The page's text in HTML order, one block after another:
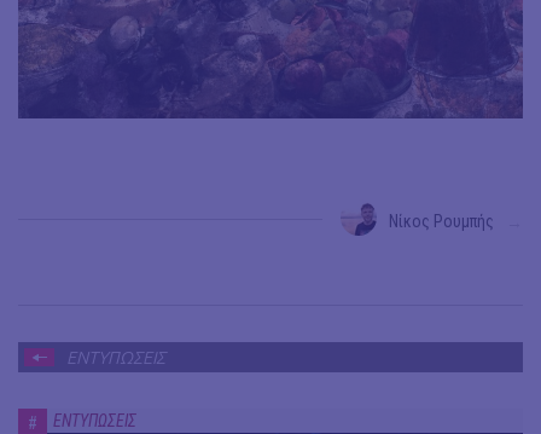
Νίκος Ρουμπής
ΕΝΤΥΠΩΣΕΙΣ
# ΕΝΤΥΠΩΣΕΙΣ